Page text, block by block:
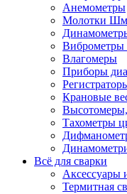
Анемометры
Молотки
Виброметры
Влагомеры
Приборы
Крановые
Тахометры
Всё для сварки
Аксессуары
Термитная